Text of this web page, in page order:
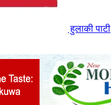
हुलाकी पाटी